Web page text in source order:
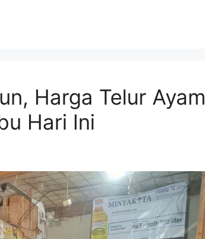
Harga Telur Ayam
Hari Ini